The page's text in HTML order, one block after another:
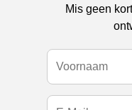
Mis geen